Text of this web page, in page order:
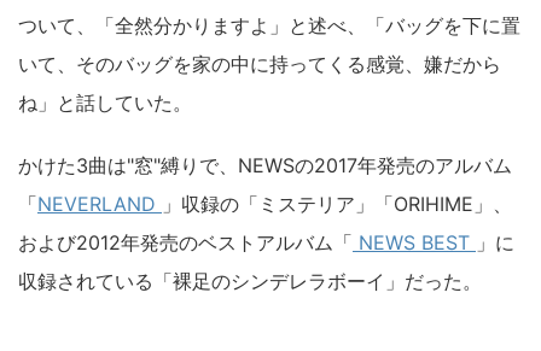
ついて、「全然分かりますよ」と述べ、「バッグを下に置
いて、そのバッグを家の中に持ってくる感覚、嫌だから
ね」と話していた。
かけた3曲は"窓"縛りで、NEWSの2017年発売のアルバム
「NEVERLAND 」収録の「ミステリア」「ORIHIME」、
および2012年発売のベストアルバム「 NEWS BEST 」に
収録されている「裸足のシンデレラボーイ」だった。